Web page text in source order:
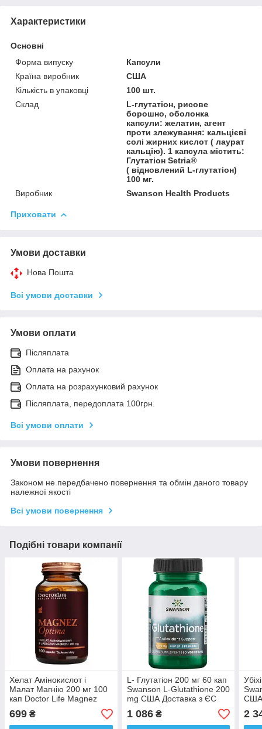
Характеристики
Основні
Форма випуску
Капсули
Країна виробник
США
Кількість в упаковці
100 шт.
Склад
L-глутатіон, рисове
борошно, оболонка
капсули: желатин, агент
проти злежування: кальцієві
солі жирних кислот ( лаурат
кальцію). 1 капсула містить:
Глутатіон Setria®
( відновлений L-глутатіон)
100 мг.
Виробник
Swanson Health Products
Приховати
Умови доставки
Нова Пошта
Всі умови доставки
Умови оплати
Післяплата
Оплата на рахунок
Оплата на розрахунковий рахунок
Післяплата, передоплата 100грн.
Всі умови оплати
Умови повернення
Законом не передбачено повернення та обмін даного товару
належної якості
Всі умови повернення
Подібні товари компанії
Хелат Амінокислот і
Малат Магнію 200 мг 100
кап Doctor Life Magnez
ЄС
699 ₴
L- Глутатіон 200 мг 60 кап
Swanson L-Glutathione 200
mg США Доставка з ЄС
1 086₴
США
2